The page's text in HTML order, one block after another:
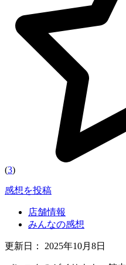
(3)
感想を投稿
店舗情報
みんなの感想
更新日： 2025年10月8日